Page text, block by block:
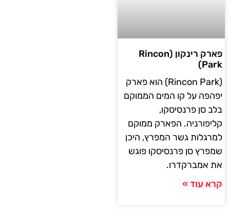
פארק רינקון (Rincon
Park)
(Rincon Park) הוא פארק
יפהפה על קו המים הממוקם
בלב סן פרנסיסקו,
קליפורניה. הפארק ממוקם
למרגלות גשר המפרץ, היכן
שמפרץ סן פרנסיסקו פוגש
את אמברקדרו.
קרא עוד »